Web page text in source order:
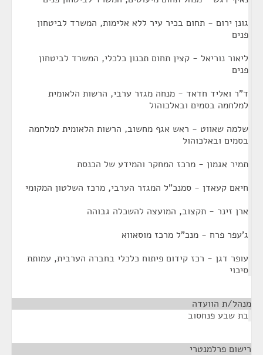
גונן ירום - תחום בכיר עיר ללא אלימות, המשרד לביטחון
פנים
ליאור נוריאל - קצין תחום תכנון כלכלי, המשרד לביטחון
פנים
ד"ר ואליד חדאד - מנחה מגזר ערבי, הרשות הלאומית
למלחמה בסמים ובאלכוהול
שלמה שאווט - ראש אגף מחשוב, הרשות הלאומית למלחמה
בסמים ובאלכוהול
תמיר אגמון - מרכז המחקר והמידע של הכנסת
חיאם קעאדן - סמנכ"ל המגזר הערבי, מרכז השלטון המקומי
ארן זינר - תקצוב, המועצה להשכלה גבוהה
ג'עפר פרח - מנכ"ל מרכז מוסאווא
עופר דגן - רכז קידום פיתוח כלכלי בחברה הערבית, עמותת
סיכוי
מנהל/ת הוועדה
בת שבע פנחסוב
רישום פרלמנטרי